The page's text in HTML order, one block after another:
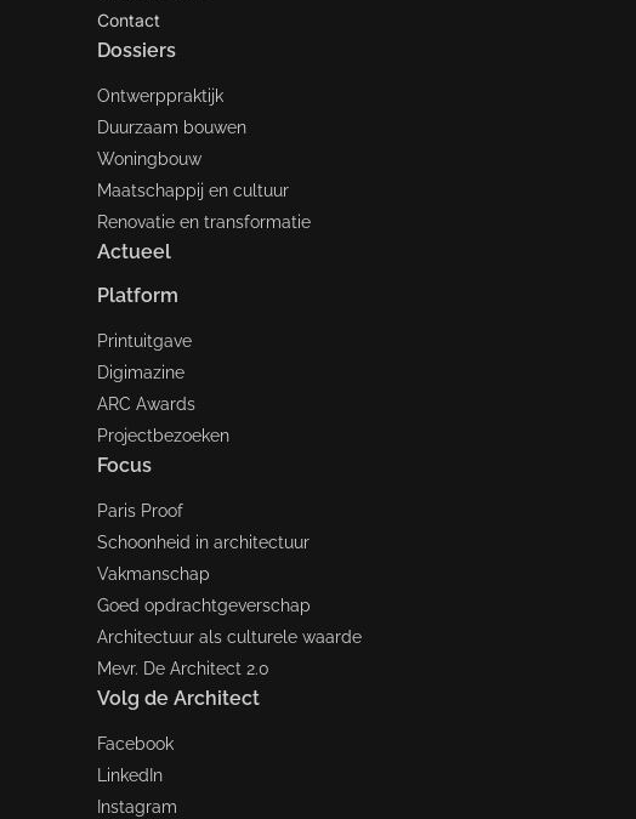
Contact
Dossiers
Ontwerppraktijk
Duurzaam bouwen
Woningbouw
Maatschappij en cultuur
Renovatie en transformatie
Actueel
Platform
Printuitgave
Digimazine
ARC Awards
Projectbezoeken
Focus
Paris Proof
Schoonheid in architectuur
Vakmanschap
Goed opdrachtgeverschap
Architectuur als culturele waarde
Mevr. De Architect 2.0
Volg de Architect
Facebook
LinkedIn
Instagram